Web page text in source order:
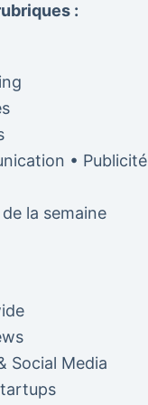
:
• Publicité
la semaine
Social Media